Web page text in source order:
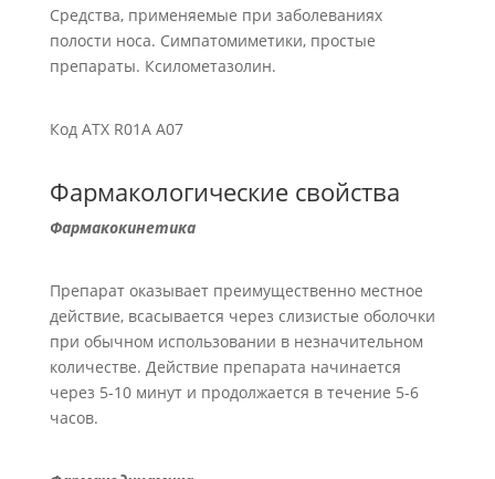
Средства, применяемые при заболеваниях
полости носа. Симпатомиметики, простые
препараты. Ксилометазолин.
Код АТХ R01A A07
Фармакологические свойства
Фармакокинетика
Препарат оказывает преимущественно местное
действие, всасывается через слизистые оболочки
при обычном использовании в незначительном
количестве. Действие препарата начинается
через 5-10 минут и продолжается в течение 5-6
часов.